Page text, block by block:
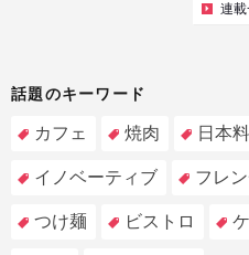
連
話題のキーワード
カフェ 焼肉 日本
イノベーティブ フレ
つけ麺 ビストロ